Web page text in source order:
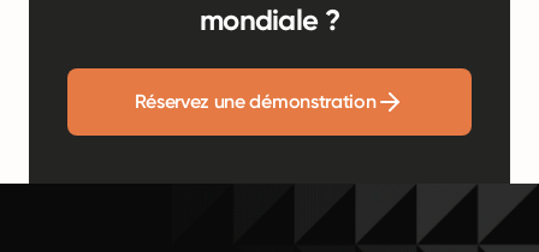
mondiale ?
Réservez une démonstration